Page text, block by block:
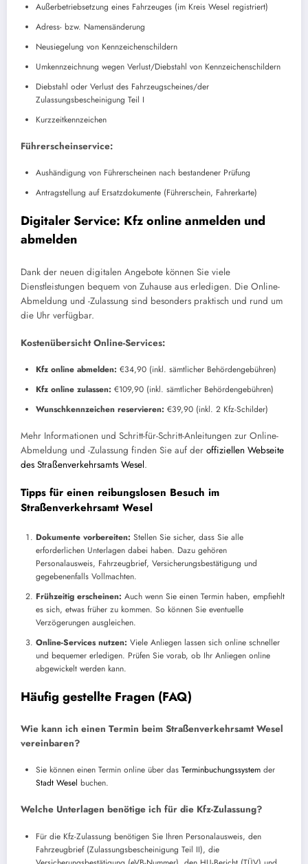
Außerbetriebsetzung eines Fahrzeuges (im Kreis Wesel registriert)
Adress- bzw. Namensänderung
Neusiegelung von Kennzeichenschildern
Umkennzeichnung wegen Verlust/Diebstahl von Kennzeichenschildern
Diebstahl oder Verlust des Fahrzeugscheines/der
Zulassungsbescheinigung Teil I
Kurzzeitkennzeichen
Führerscheinservice:
Aushändigung von Führerscheinen nach bestandener Prüfung
Antragstellung auf Ersatzdokumente (Führerschein, Fahrerkarte)
Digitaler Service: Kfz online anmelden und
abmelden
Dank der neuen digitalen Angebote können Sie viele
Dienstleistungen bequem von Zuhause aus erledigen. Die Online-
Abmeldung und -Zulassung sind besonders praktisch und rund um
die Uhr verfügbar.
Kostenübersicht Online-Services:
Kfz online abmelden: €34,90 (inkl. sämtlicher Behördengebühren)
Kfz online zulassen: €109,90 (inkl. sämtlicher Behördengebühren)
Wunschkennzeichen reservieren: €39,90 (inkl. 2 Kfz-Schilder)
Mehr Informationen und Schritt-für-Schritt-Anleitungen zur Online-
Abmeldung und -Zulassung finden Sie auf der offiziellen Webseite
des Straßenverkehrsamts Wesel.
Tipps für einen reibungslosen Besuch im
Straßenverkehrsamt Wesel
Dokumente vorbereiten: Stellen Sie sicher, dass Sie alle
erforderlichen Unterlagen dabei haben. Dazu gehören
Personalausweis, Fahrzeugbrief, Versicherungsbestätigung und
gegebenenfalls Vollmachten.
Frühzeitig erscheinen: Auch wenn Sie einen Termin haben, empfiehlt
es sich, etwas früher zu kommen. So können Sie eventuelle
Verzögerungen ausgleichen.
Online-Services nutzen: Viele Anliegen lassen sich online schneller
und bequemer erledigen. Prüfen Sie vorab, ob Ihr Anliegen online
abgewickelt werden kann.
Häufig gestellte Fragen (FAQ)
Wie kann ich einen Termin beim Straßenverkehrsamt Wesel
vereinbaren?
Sie können einen Termin online über das Terminbuchungssystem der
Stadt Wesel buchen.
Welche Unterlagen benötige ich für die Kfz-Zulassung?
Für die Kfz-Zulassung benötigen Sie Ihren Personalausweis, den
Fahrzeugbrief (Zulassungsbescheinigung Teil II), die